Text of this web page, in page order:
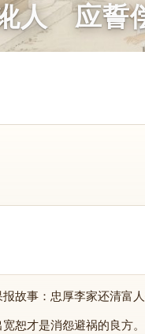
人 应誓
故事：忠厚李家还清富
恕才是消怨避祸的良方。